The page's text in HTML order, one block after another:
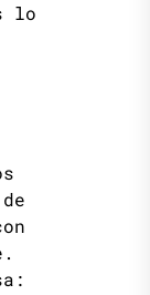
lo